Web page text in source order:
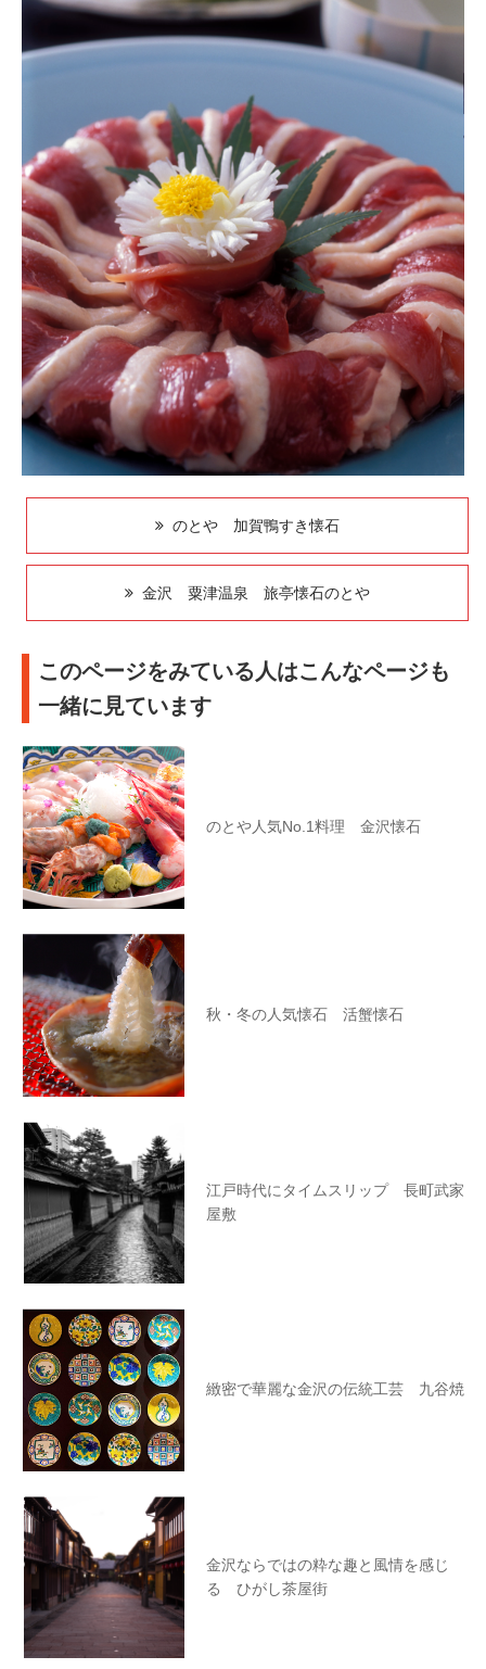
のとや 加賀鴨すき懐石
金沢 粟津温泉 旅亭懐石のとや
このページをみている人はこんなページも
一緒に見ています
のとや人気No.1料理 金沢懐石
秋・冬の人気懐石 活蟹懐石
江戸時代にタイムスリップ 長町武家
屋敷
緻密で華麗な金沢の伝統工芸 九谷焼
金沢ならではの粋な趣と風情を感じ
る ひがし茶屋街